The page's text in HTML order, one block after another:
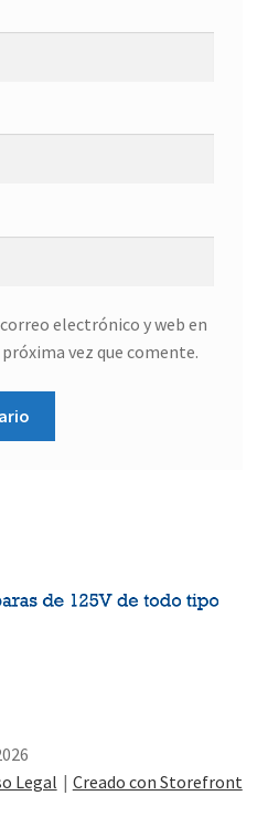
electrónico y web en
vez que comente.
Legal
Creado con Storefront